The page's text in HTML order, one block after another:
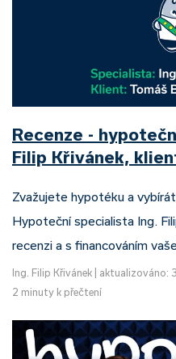
Recenze -
Filip Křivánek,
Zvažujete hypotéku a
Hypoteční specialista Ing.
recenzi a s financováním
Ing. Filip Křivánek
aktualizováno:
2 minuty k přečtení